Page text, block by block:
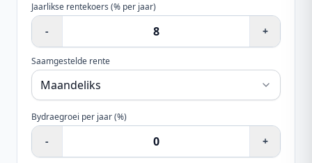
Jaarlikse rentekoers (% per jaar)
- +
Saamgestelde rente
Bydraegroei per jaar (%)
- +